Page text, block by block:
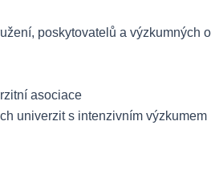
poskytovatelů a výzkumných
asociace
univerzit s intenzivním výzkumem